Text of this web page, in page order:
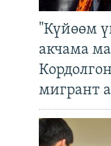
"Күйөөм
акчама
мигрант